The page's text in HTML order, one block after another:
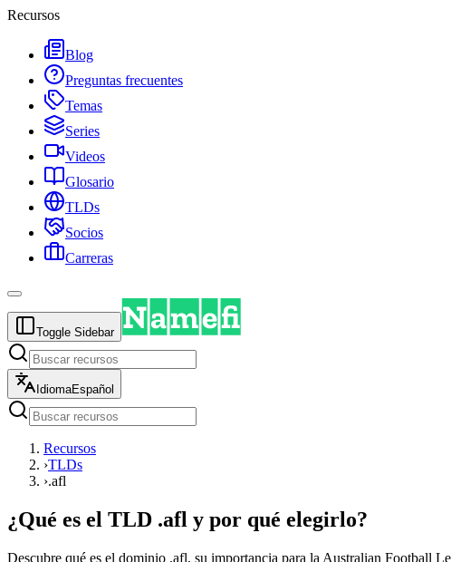
Recursos
Blog
Preguntas frecuentes
Temas
Series
Videos
Glosario
TLDs
Socios
Carreras
Toggle Sidebar
IdiomaEspañol
Recursos
›TLDs
›.afl
¿Qué es el TLD .afl y por qué elegirlo?
Descubre qué es el dominio .afl, su importancia para la Australian Football